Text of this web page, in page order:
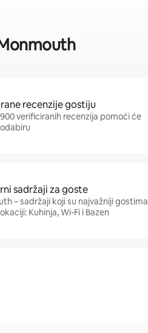
recenzije gostiju
verificiranih recenzija pomoći će
sadržaji za goste
– sadržaji koji su najvažniji gostima
Kuhinja, Wi-Fi i Bazen